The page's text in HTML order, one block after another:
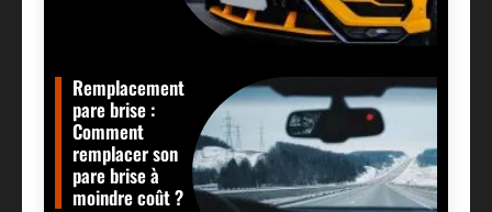
Remplacement
pare brise :
Comment
remplacer son
pare brise à
moindre coût ?